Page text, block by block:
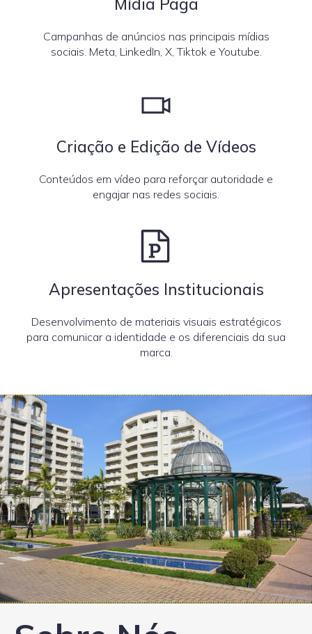
Campanhas de anúncios nas principais mídias
sociais. Meta, LinkedIn, X, Tiktok e Youtube.
Criação e Edição de Vídeos
Conteúdos em vídeo para reforçar autoridade e
engajar nas redes sociais.
Apresentações Institucionais
Desenvolvimento de materiais visuais estratégicos
para comunicar a identidade e os diferenciais da sua
marca.